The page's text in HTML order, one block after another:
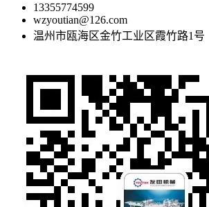
13355774599
wzyoutian@126.com
温州市瓯海区金竹工业区霞竹路1号